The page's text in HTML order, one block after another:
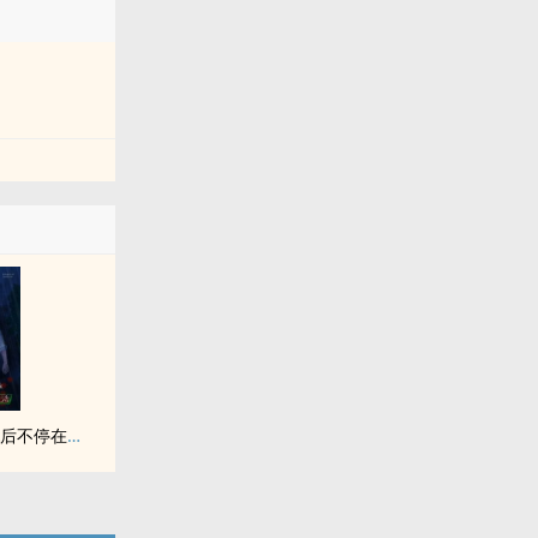
穿越到末世生存游戏后不停在存档点复活